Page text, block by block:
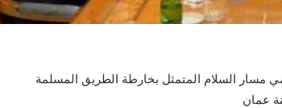
مسار السلام المتمثل بخارطة الطريق المسلمة
عمان